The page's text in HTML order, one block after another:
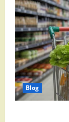
Blog